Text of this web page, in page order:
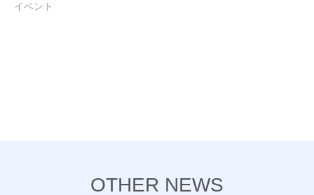
イベント
OTHER NEWS